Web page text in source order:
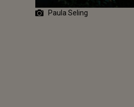
Paula Seling